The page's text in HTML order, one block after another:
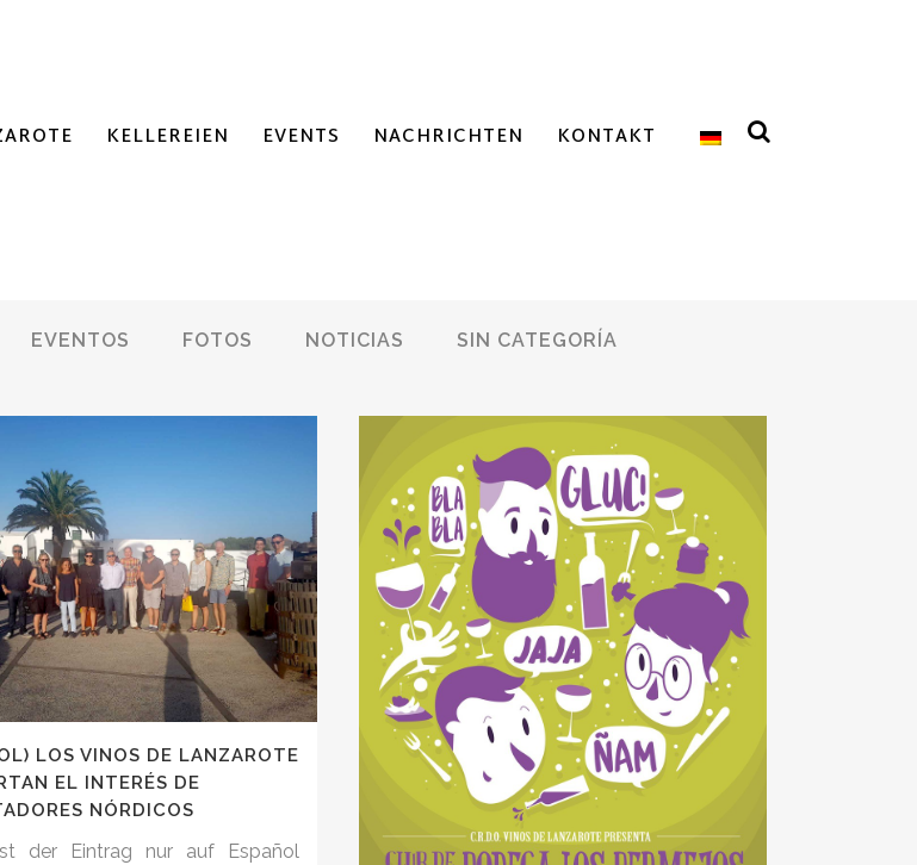
KELLEREIEN EVENTS NACHRICHTEN KONTAKT
EVENTOS FOTOS NOTICIAS SIN CATEGORÍA
LOS VINOS DE LANZAROTE
EL INTERÉS DE
NÓRDICOS
der Eintrag nur auf Español